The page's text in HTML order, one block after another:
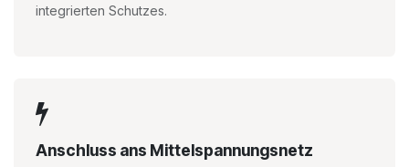
integrierten Schutzes.
Anschluss ans Mittelspannungsnetz